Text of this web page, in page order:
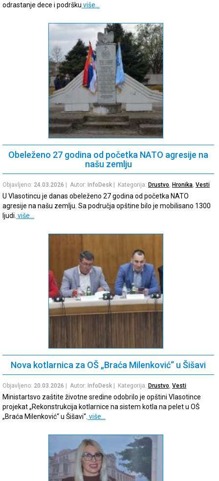
odrastanje dece i podršku više…
Obeleženo 27 godina od početka NATO agresije na
našu zemlju
Objavljeno: 24.03.2026 | Autor: InfoDesk | Kategorija: Drustvo Hronika Vesti
U Vlasotincu je danas obeleženo 27 godina od početka NATO
agresije na našu zemlju. Sa područja opštine bilo je mobilisano 1300
ljudi. više…
Nova kotlarnica za OŠ „Braća Milenković“ u Šišavi
Objavljeno: 20.03.2026 | Autor: InfoDesk | Kategorija: Drustvo, Vesti
Ministartsvo zaštite životne sredine odobrilo je opštini Vlasotince
projekat „Rekonstrukcija kotlarnice na sistem kotla na pelet u OŠ
„Braća Milenković“ u Šišavi“. više…